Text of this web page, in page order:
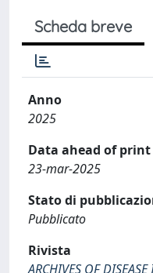
Scheda breve
Anno
2025
Data ahead of print
23-mar-2025
Stato di
Pubblicato
Rivista
ARCHIVES OF